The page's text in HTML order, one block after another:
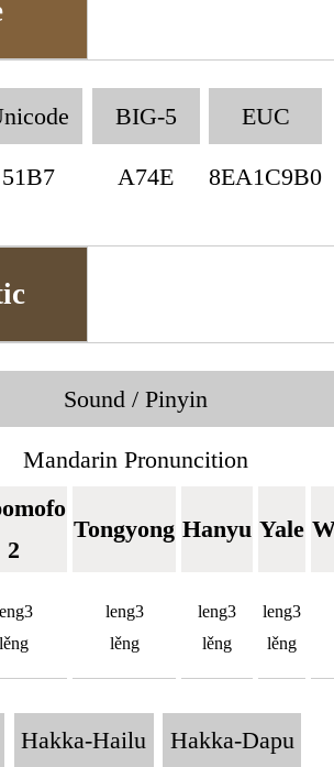
51B7
BIG-5
A74E
EUC
8EA1C9B0
Sound / Pinyin
Mandarin Pronuncition
2
Tongyong Hanyu Yale
lěng
leng3
lěng
leng3
lěng
leng3
lěng
Hakka-Hailu Hakka-Dapu